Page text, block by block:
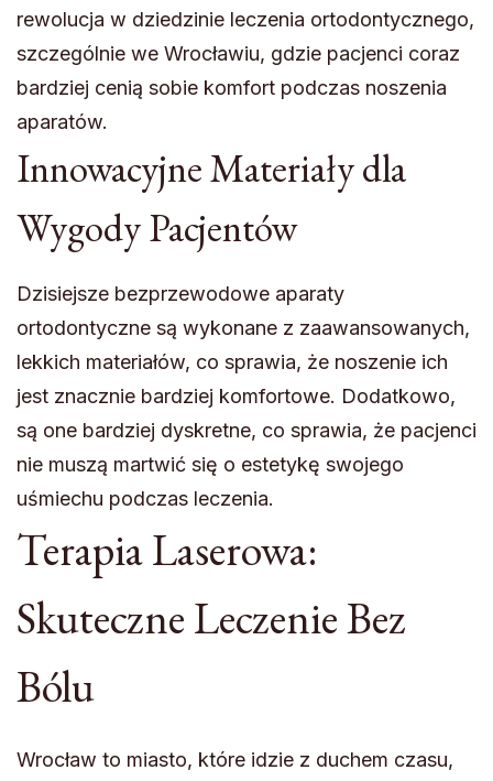
rewolucja w dziedzinie leczenia ortodontycznego,
szczególnie we Wrocławiu, gdzie pacjenci coraz
bardziej cenią sobie komfort podczas noszenia
aparatów.
Innowacyjne Materiały dla
Wygody Pacjentów
Dzisiejsze bezprzewodowe aparaty
ortodontyczne są wykonane z zaawansowanych,
lekkich materiałów, co sprawia, że noszenie ich
jest znacznie bardziej komfortowe. Dodatkowo,
są one bardziej dyskretne, co sprawia, że pacjenci
nie muszą martwić się o estetykę swojego
uśmiechu podczas leczenia.
Terapia Laserowa:
Skuteczne Leczenie Bez
Bólu
Wrocław to miasto, które idzie z duchem czasu,